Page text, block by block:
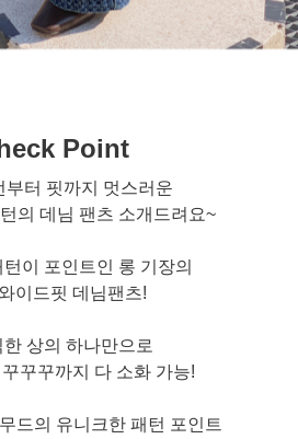
Point
부터 핏까지 멋스러운
의 데님 팬츠 소개드려요~
이 포인트인 롱 기장의
이드핏 데님팬츠!
한 상의 하나만으로
꾸꾸까지 다 소화 가능!
드의 유니크한 패턴 포인트